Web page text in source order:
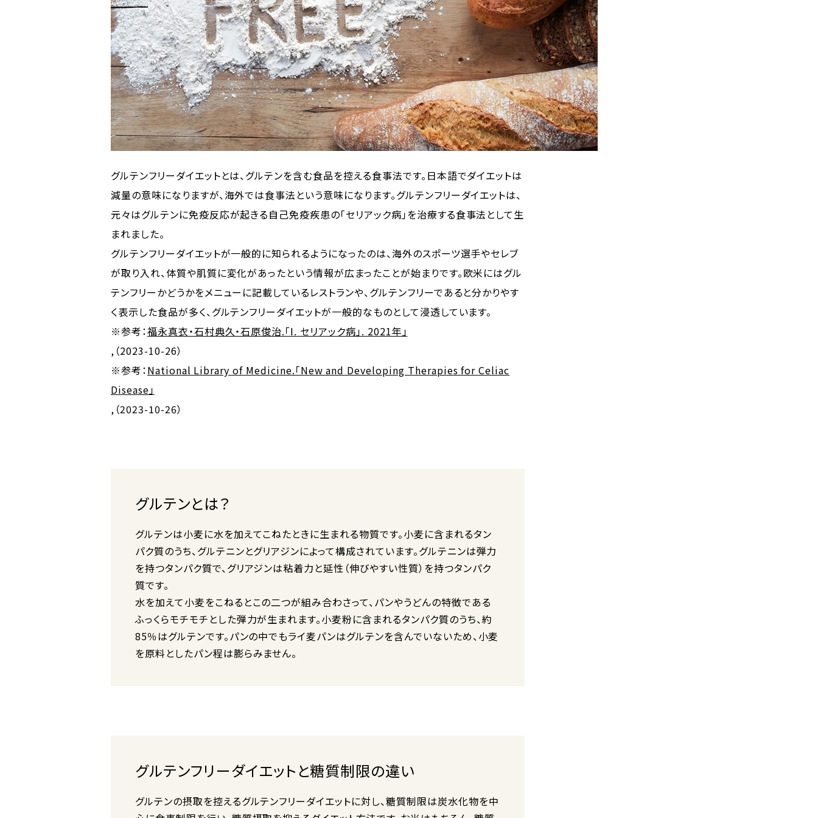
グルテンフリーダイエットとは、グルテンを含む食品を控える食事法です。日本語でダイエットは
減量の意味になりますが、海外では食事法という意味になります。グルテンフリーダイエットは、
元々はグルテンに免疫反応が起きる自己免疫疾患の「セリアック病」を治療する食事法として生
まれました。
グルテンフリーダイエットが一般的に知られるようになったのは、海外のスポーツ選手やセレブ
が取り入れ、体質や肌質に変化があったという情報が広まったことが始まりです。欧米にはグル
テンフリーかどうかをメニューに記載しているレストランや、グルテンフリーであると分かりやす
く表示した食品が多く、グルテンフリーダイエットが一般的なものとして浸透しています。
※参考：福永真衣・石村典久・石原俊治.「Ⅰ. セリアック病」. 2021年」
,（2023-10-26）
※参考：National Library of Medicine.「New and Developing Therapies for Celiac
Disease」
,（2023-10-26）
グルテンとは？
グルテンは小麦に水を加えてこねたときに生まれる物質です。小麦に含まれるタン
パク質のうち、グルテニンとグリアジンによって構成されています。グルテニンは弾力
を持つタンパク質で、グリアジンは粘着力と延性（伸びやすい性質）を持つタンパク
質です。
水を加えて小麦をこねるとこの二つが組み合わさって、パンやうどんの特徴である
ふっくらモチモチとした弾力が生まれます。小麦粉に含まれるタンパク質のうち、約
85％はグルテンです。パンの中でもライ麦パンはグルテンを含んでいないため、小麦
を原料としたパン程は膨らみません。
グルテンフリーダイエットと糖質制限の違い
グルテンの摂取を控えるグルテンフリーダイエットに対し、糖質制限は炭水化物を中